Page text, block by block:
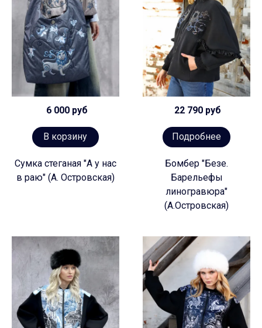
6 000 руб
В корзину
Сумка стеганая "А у нас
в раю" (А. Островская)
22 790 руб
Подробнее
Бомбер "Безе.
Барельефы
линогравюра"
(А.Островская)